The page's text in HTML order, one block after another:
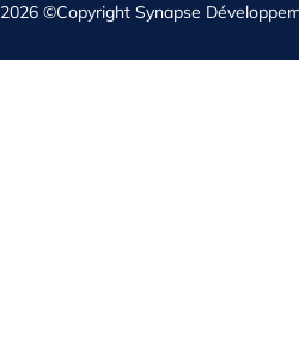
2026 ©Copyright Synapse